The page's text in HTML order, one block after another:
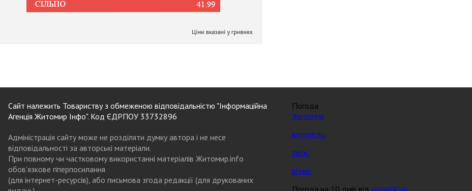
Сайт належить Товариству з обмеженою відповідальністю "Інформаційна
Агенція Житомир Інфо". Код ЄДРПОУ 33732896
Адміністрація сайту може не розділяти думку автора і не несе
відповідальності за авторські матеріали.
При повному чи частковому використанні матеріалів Житомир.info
обов’язкове гіперпосилання
(для інтернет-ресурсів), або письмова згода редакції (для друкованих
Погода
Житомир
вологість:
тиск:
вітер:
Погода на 10 днів від sinoptik.ua